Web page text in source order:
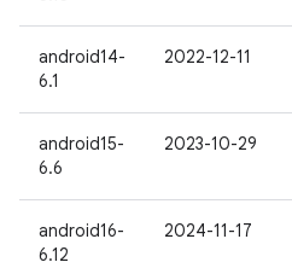
android14-
6.1
2022-12-11
android15-
6.6
2023-10-29
android16-
6.12
2024-11-17